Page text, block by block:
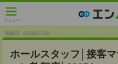
メニュー
掲載日 :2026/07/28
ホールスタッフ│接客